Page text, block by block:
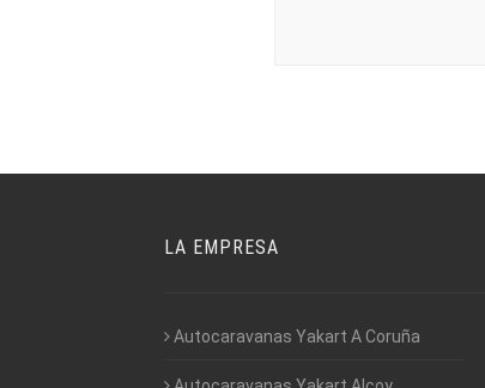
LA EMPRESA
Autocaravanas Yakart A Coruña